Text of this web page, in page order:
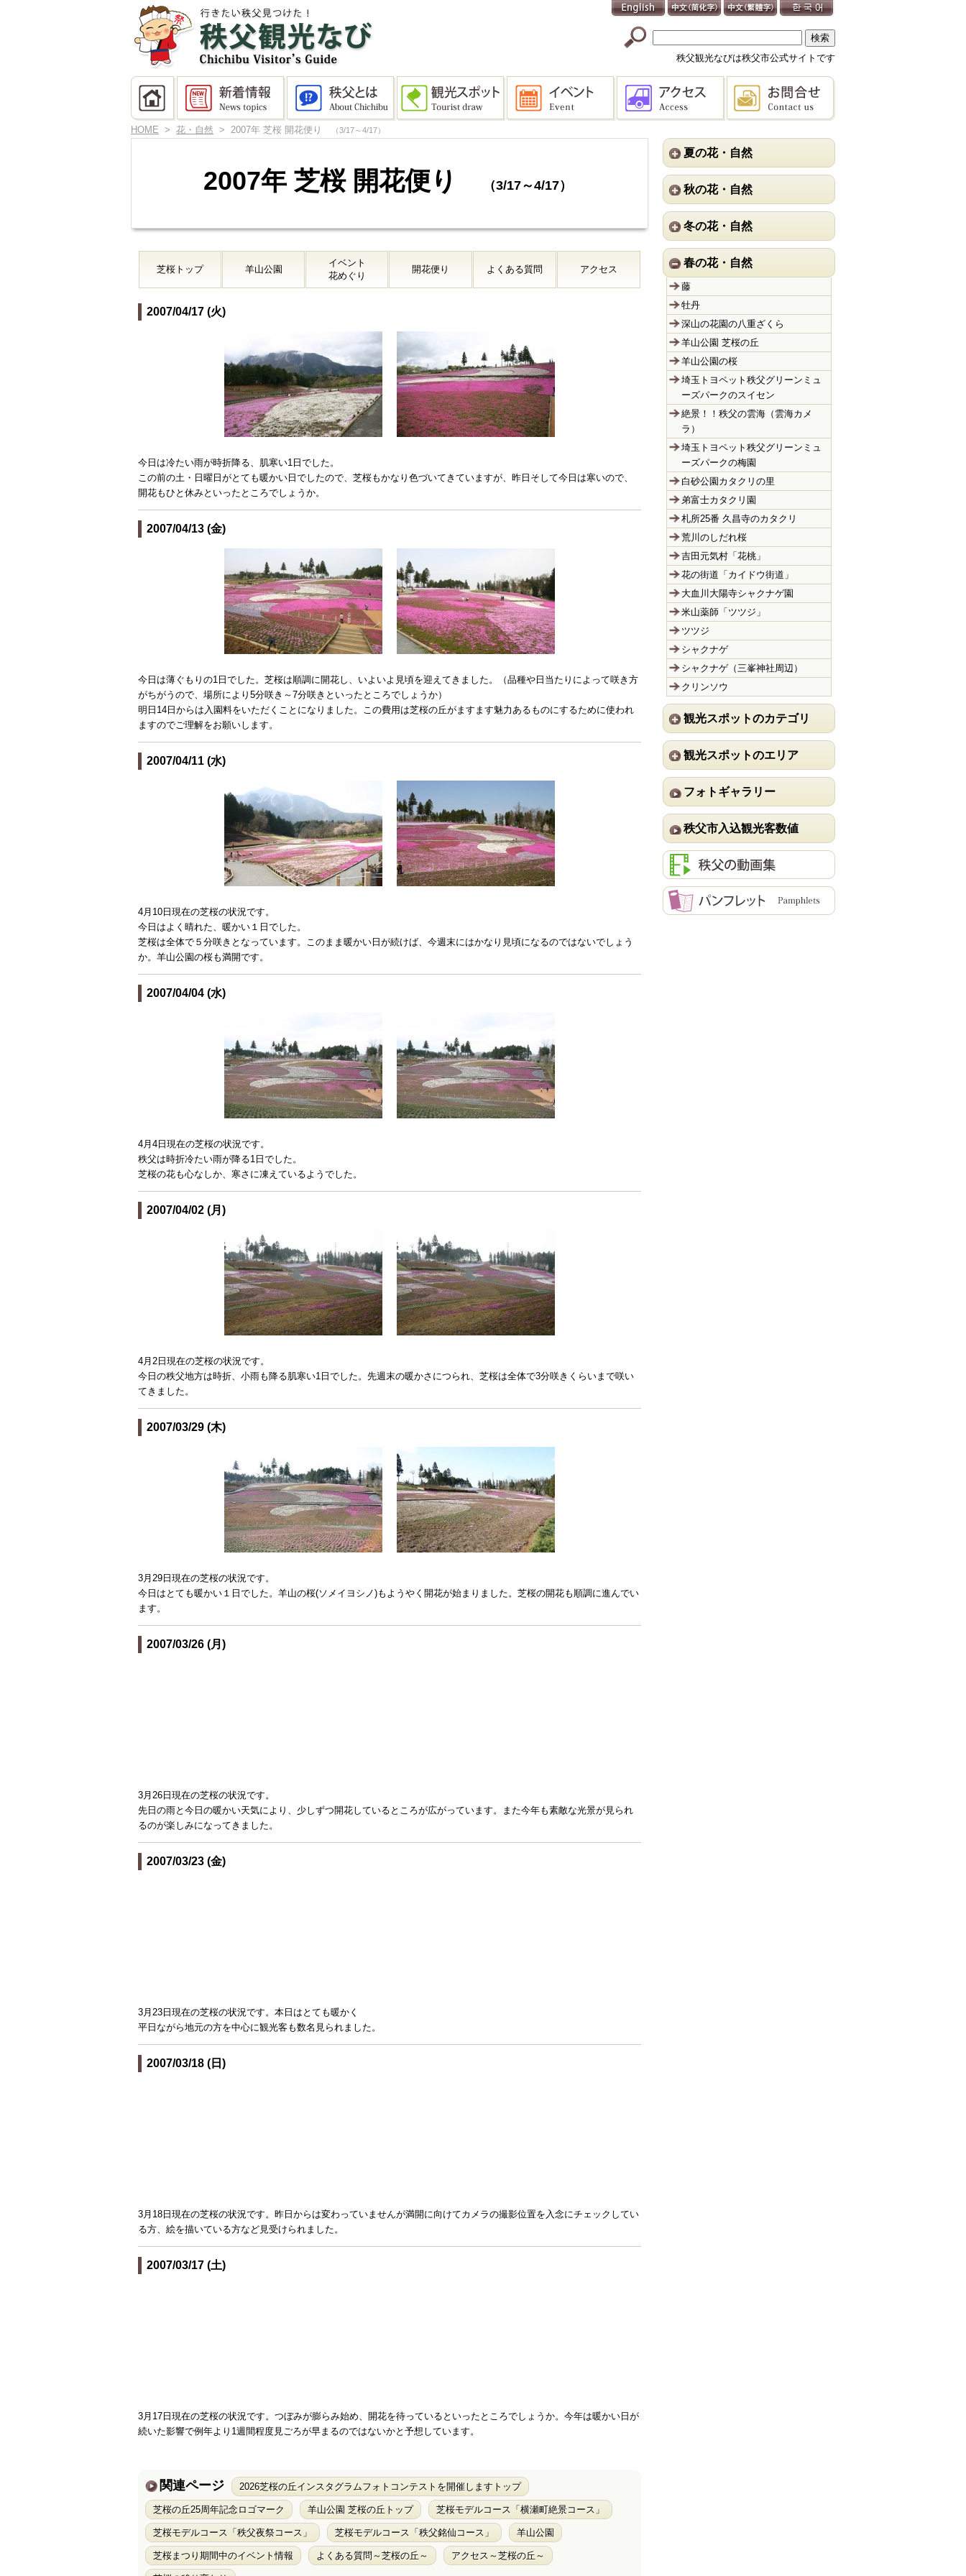
秩父観光なびは秩父市公式サイトです
HOME > 花・自然 > 2007年 芝桜 開花便り （3/17～4/17）
2007年 芝桜 開花便り （3/17～4/17）
芝桜トップ 羊山公園
イベント
花めぐり
開花便り よくある質問 アクセス
2007/04/17 (火)
今日は冷たい雨が時折降る、肌寒い1日でした。
この前の土・日曜日がとても暖かい日でしたので、芝桜もかなり色づいてきていますが、昨日そして今日は寒いので、
開花もひと休みといったところでしょうか。
2007/04/13 (金)
今日は薄ぐもりの1日でした。芝桜は順調に開花し、いよいよ見頃を迎えてきました。（品種や日当たりによって咲き方
がちがうので、場所により5分咲き～7分咲きといったところでしょうか）
明日14日からは入園料をいただくことになりました。この費用は芝桜の丘がますます魅力あるものにするために使われ
ますのでご理解をお願いします。
2007/04/11 (水)
4月10日現在の芝桜の状況です。
今日はよく晴れた、暖かい１日でした。
芝桜は全体で５分咲きとなっています。このまま暖かい日が続けば、今週末にはかなり見頃になるのではないでしょう
か。羊山公園の桜も満開です。
2007/04/04 (水)
4月4日現在の芝桜の状況です。
秩父は時折冷たい雨が降る1日でした。
芝桜の花も心なしか、寒さに凍えているようでした。
2007/04/02 (月)
4月2日現在の芝桜の状況です。
今日の秩父地方は時折、小雨も降る肌寒い1日でした。先週末の暖かさにつられ、芝桜は全体で3分咲きくらいまで咲い
てきました。
2007/03/29 (木)
3月29日現在の芝桜の状況です。
今日はとても暖かい１日でした。羊山の桜(ソメイヨシノ)もようやく開花が始まりました。芝桜の開花も順調に進んでい
ます。
2007/03/26 (月)
3月26日現在の芝桜の状況です。
先日の雨と今日の暖かい天気により、少しずつ開花しているところが広がっています。また今年も素敵な光景が見られ
るのが楽しみになってきました。
2007/03/23 (金)
3月23日現在の芝桜の状況です。本日はとても暖かく
平日ながら地元の方を中心に観光客も数名見られました。
2007/03/18 (日)
3月18日現在の芝桜の状況です。昨日からは変わっていませんが満開に向けてカメラの撮影位置を入念にチェックしてい
る方、絵を描いている方など見受けられました。
2007/03/17 (土)
3月17日現在の芝桜の状況です。つぼみが膨らみ始め、開花を待っているといったところでしょうか。今年は暖かい日が
続いた影響で例年より1週間程度見ごろが早まるのではないかと予想しています。
関連ページ 2026芝桜の丘インスタグラムフォトコンテストを開催しますトップ
芝桜の丘25周年記念ロゴマーク 羊山公園 芝桜の丘トップ 芝桜モデルコース「横瀬町絶景コース」
芝桜モデルコース「秩父夜祭コース」 芝桜モデルコース「秩父銘仙コース」 羊山公園
芝桜まつり期間中のイベント情報 よくある質問～芝桜の丘～ アクセス～芝桜の丘～
夏の花・自然
秋の花・自然
冬の花・自然
春の花・自然
藤
牡丹
深山の花園の八重ざくら
羊山公園 芝桜の丘
羊山公園の桜
埼玉トヨペット秩父グリーンミュ
ーズパークのスイセン
絶景！！秩父の雲海（雲海カメ
ラ）
埼玉トヨペット秩父グリーンミュ
ーズパークの梅園
白砂公園カタクリの里
弟富士カタクリ園
札所25番 久昌寺のカタクリ
荒川のしだれ桜
吉田元気村「花桃」
花の街道「カイドウ街道」
大血川大陽寺シャクナゲ園
米山薬師「ツツジ」
ツツジ
シャクナゲ
シャクナゲ（三峯神社周辺）
クリンソウ
観光スポットのカテゴリ
観光スポットのエリア
フォトギャラリー
秩父市入込観光客数値